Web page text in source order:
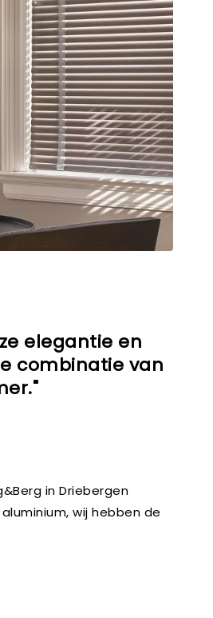
elegantie en
combinatie van
in Driebergen
wij hebben de